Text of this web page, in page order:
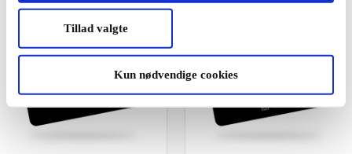
Tillad valgte
Kun nødvendige cookies